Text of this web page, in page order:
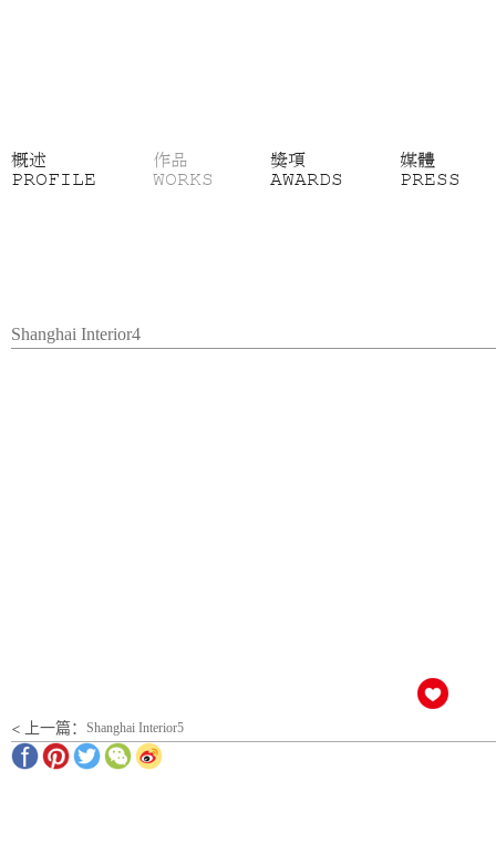
概述
PROFILE
作品
WORKS
獎項
AWARDS
媒體
PRESS
Shanghai Interior4
< 上一篇： Shanghai Interior5